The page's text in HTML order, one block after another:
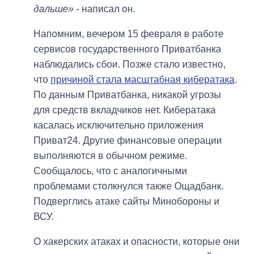
дальше» - написал он.
Напомним, вечером 15 февраля в работе
сервисов государственного Приватбанка
наблюдались сбои. Позже стало известно,
что причиной стала масштабная кибератака.
По данным Приватбанка, никакой угрозы
для средств вкладчиков нет. Кибератака
касалась исключительно приложения
Приват24. Другие финансовые операции
выполняются в обычном режиме.
Сообщалось, что с аналогичными
проблемами столкнулся также Ощадбанк.
Подверглись атаке сайты Минобороны и
ВСУ.
О хакерских атаках и опасности, которые они